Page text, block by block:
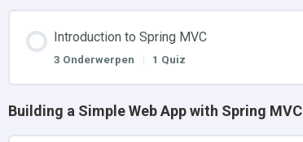
Introduction to Spring MVC
3 Onderwerpen | 1 Quiz
Building a Simple Web App with Spring MVC